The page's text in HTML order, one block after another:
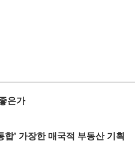
은가
’ 가장한 매국적 부동산 기획